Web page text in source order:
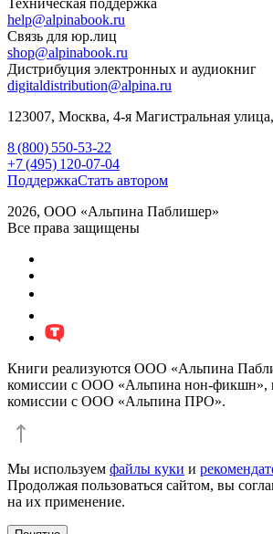
Техническая поддержка
help@alpinabook.ru
Связь для юр.лиц
shop@alpinabook.ru
Дистрибуция электронных и аудиокниг
digitaldistribution@alpina.ru
123007, Москва, 4-я Магистральная
8 (800) 550-53-22
+7 (495) 120-07-04
ПоддержкаСтать автором
2026, ООО «Альпина Паблишер»
Все права защищены
Книги реализуются ООО «Альпина
комиссии с ООО «Альпина нон-фикшн»,
комиссии с ООО «Альпина ПРО».
Мы используем файлы куки и
Продолжая пользоваться сайтом, вы
на их применение.